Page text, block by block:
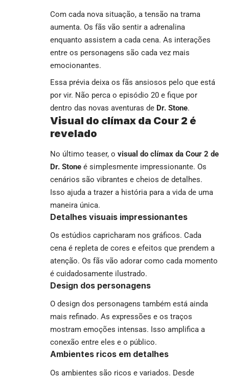
Com cada nova situação, a tensão na trama
aumenta. Os fãs vão sentir a adrenalina
enquanto assistem a cada cena. As interações
entre os personagens são cada vez mais
emocionantes.
Essa prévia deixa os fãs ansiosos pelo que está
por vir. Não perca o episódio 20 e fique por
dentro das novas aventuras de Dr. Stone.
Visual do clímax da Cour 2 é
revelado
No último teaser, o visual do clímax da Cour 2 de
Dr. Stone é simplesmente impressionante. Os
cenários são vibrantes e cheios de detalhes.
Isso ajuda a trazer a história para a vida de uma
maneira única.
Detalhes visuais impressionantes
Os estúdios capricharam nos gráficos. Cada
cena é repleta de cores e efeitos que prendem a
atenção. Os fãs vão adorar como cada momento
é cuidadosamente ilustrado.
Design dos personagens
O design dos personagens também está ainda
mais refinado. As expressões e os traços
mostram emoções intensas. Isso amplifica a
conexão entre eles e o público.
Ambientes ricos em detalhes
Os ambientes são ricos e variados. Desde